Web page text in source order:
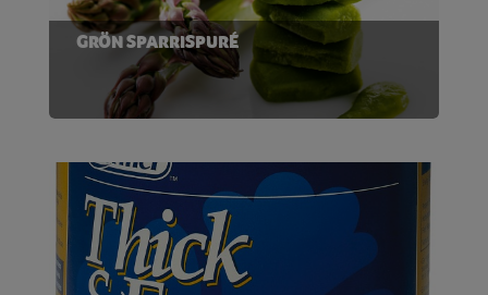
GRÖN SPARRISPURÉ